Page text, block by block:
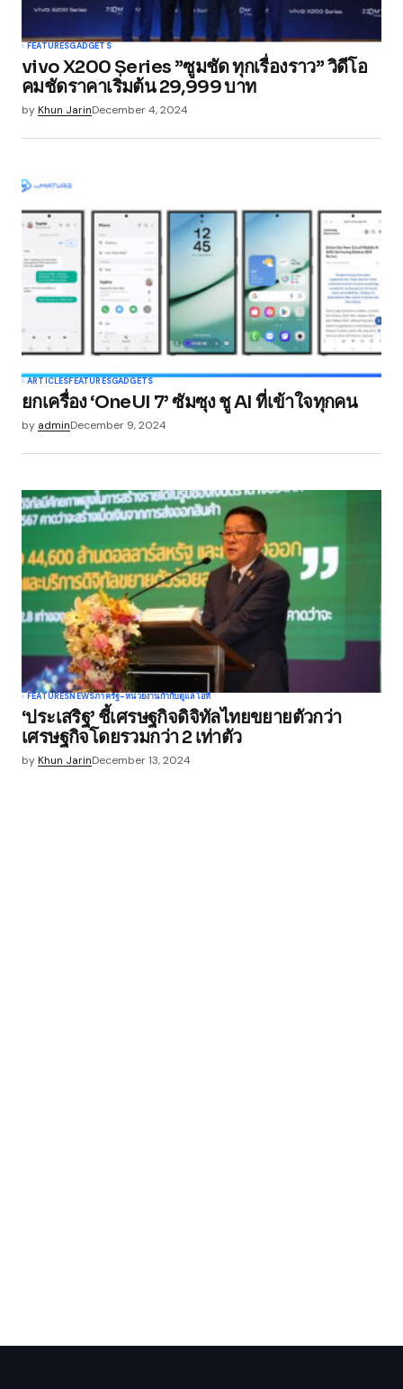
FEATURESGADGETS
vivo X200 Series ”ซูมชัด ทุกเรื่องราว” วิดีโอ
คมชัดราคาเริ่มต้น 29,999 บาท
byKhun JarinDecember 4, 2024
ARTICLESFEATURESGADGETS
ยกเครื่อง ‘OneUI 7’ ซัมซุง ชู AI ที่เข้าใจทุกคน
by adminDecember 9, 2024
FEATURESNEWSภาครัฐ-หน่วยงานกำกับดูแลไอที
‘ประเสริฐ’ ชี้เศรษฐกิจดิจิทัลไทยขยายตัวกว่า
เศรษฐกิจโดยรวมกว่า 2 เท่าตัว
byKhun JarinDecember 13, 2024